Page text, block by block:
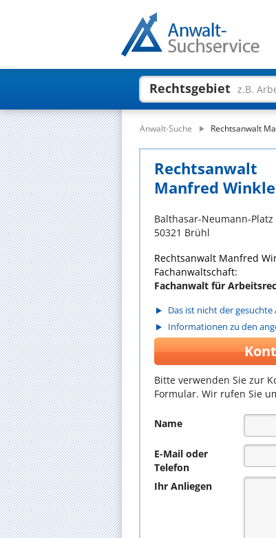
Rechtsgebiet z.B.
Anwalt-Suche Rechtsanwalt
Rechtsanwalt
Manfred
Balthasar-Neumann-Platz
50321 Brühl
Rechtsanwalt Manfred
Fachanwaltschaft:
Fachanwalt für
Das ist nicht der gesuchte
Informationen zu den
Bitte verwenden Sie zur
Formular. Wir rufen Sie
Name
E-Mail oder
Telefon
Ihr Anliegen